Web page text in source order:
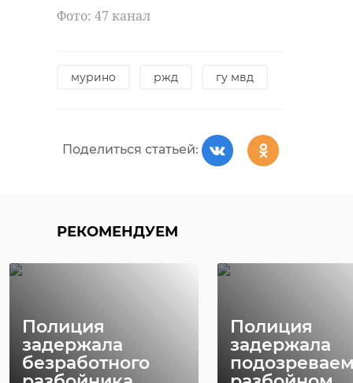
Фото: 47 канал
мурино ржд гу мвд
Поделиться статьей:
РЕКОМЕНДУЕМ
Полиция
задержала
безработного
Полиция
задержала